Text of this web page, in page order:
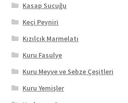
Kasap Sucuğu
Keçi Peyniri
Kızılcık Marmelatı
Kuru Fasulye
Kuru Meyve ve Sebze Çeşitleri
Kuru Yemişler